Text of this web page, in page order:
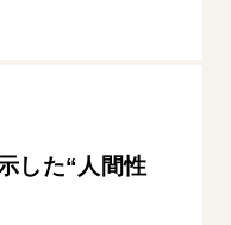
進
取り組み
した“人間性